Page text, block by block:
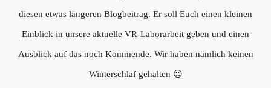
diesen etwas längeren Blogbeitrag. Er soll Euch einen kleinen
Einblick in unsere aktuelle VR-Laborarbeit geben und einen
Ausblick auf das noch Kommende. Wir haben nämlich keinen
Winterschlaf gehalten 😉